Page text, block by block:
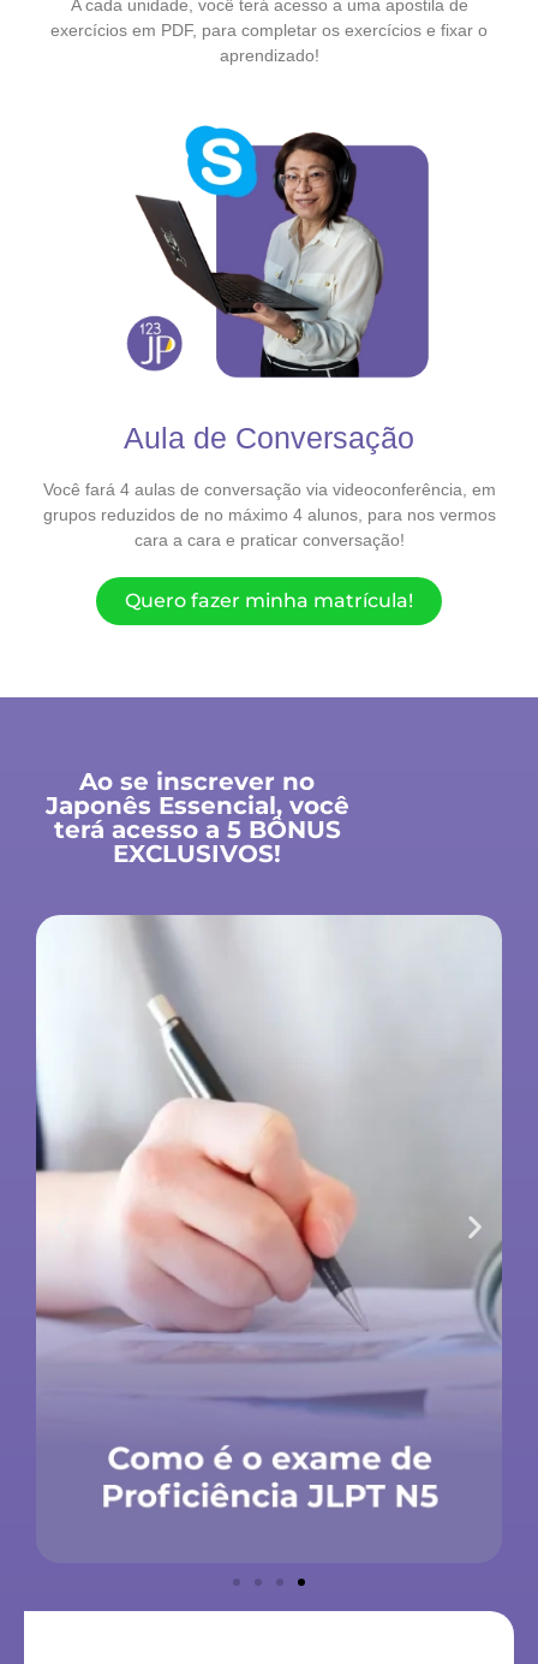
A cada unidade, você terá acesso a uma apostila de
exercícios em PDF, para completar os exercícios e fixar o
aprendizado!
Aula de Conversação
Você fará 4 aulas de conversação via videoconferência, em
grupos reduzidos de no máximo 4 alunos, para nos vermos
cara a cara e praticar conversação!
Quero fazer minha matrícula!
Ao se inscrever no
Japonês Essencial, você
terá acesso a 5 BÔNUS
EXCLUSIVOS!